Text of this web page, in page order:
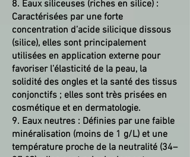
8. Eaux siliceuses (riches en silice) :
Caractérisées par une forte
concentration d’acide silicique dissous
(silice), elles sont principalement
utilisées en application externe pour
favoriser l’élasticité de la peau, la
solidité des ongles et la santé des tissus
conjonctifs ; elles sont très prisées en
cosmétique et en dermatologie.
9. Eaux neutres : Définies par une faible
minéralisation (moins de 1 g/L) et une
température proche de la neutralité (34–